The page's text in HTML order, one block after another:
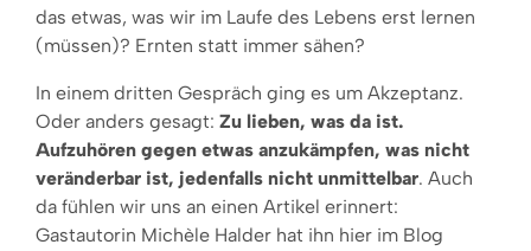
das etwas, was wir im Laufe des Lebens erst lernen
(müssen)? Ernten statt immer sähen?
In einem dritten Gespräch ging es um Akzeptanz.
Oder anders gesagt: Zu lieben, was da ist.
Aufzuhören gegen etwas anzukämpfen, was nicht
veränderbar ist, jedenfalls nicht unmittelbar. Auch
da fühlen wir uns an einen Artikel erinnert:
Gastautorin Michèle Halder hat ihn hier im Blog